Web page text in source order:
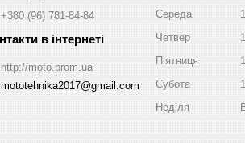
+380 (96) 781-84-84
http://moto.prom.ua
mototehnika2017@gmail.com
Середа
Четвер
Пʼятниця
Субота
Неділя